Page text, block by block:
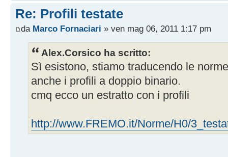
Re: Profili testate
da Marco Fornaciari » ven mag 06, 2011 1:17 pm
Alex.Corsico ha scritto:
Sì esistono, stiamo traducendo le
anche i profili a doppio binario.
cmq ecco un estratto con i profili
http://www.FREMO.it/Norme/H0/